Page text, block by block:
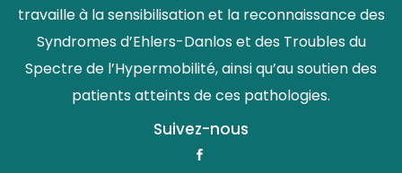
travaille à la sensibilisation et la reconnaissance des
Syndromes d’Ehlers-Danlos et des Troubles du
Spectre de l’Hypermobilité, ainsi qu’au soutien des
patients atteints de ces pathologies.
Suivez-nous